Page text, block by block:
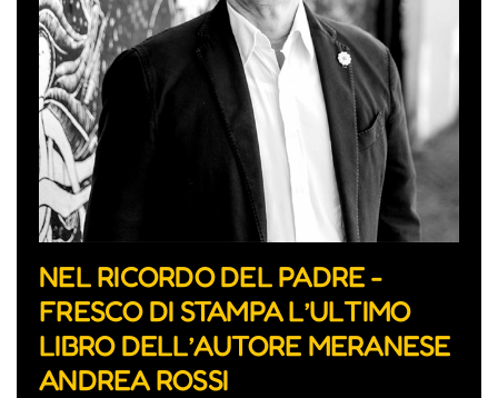
NEL RICORDO DEL PADRE -
FRESCO DI STAMPA L’ULTIMO
LIBRO DELL’AUTORE MERANESE
ANDREA ROSSI